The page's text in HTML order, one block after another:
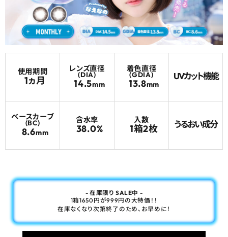
お問い合わせ
よくあるご質問
ブログページ
使用期間
1ヵ月
レンズ直径
(DIA)
14.5mm
着色直径
(GDIA)
13.8mm
UVカット機能
ベースカーブ
(BC)
8.6mm
含水率
38.0%
入数
1箱2枚 うるおい成分
- 在庫限り SALE中 -
1箱1650円が999円の大特価！！
在庫なくなり次第終了のため、お早めに！